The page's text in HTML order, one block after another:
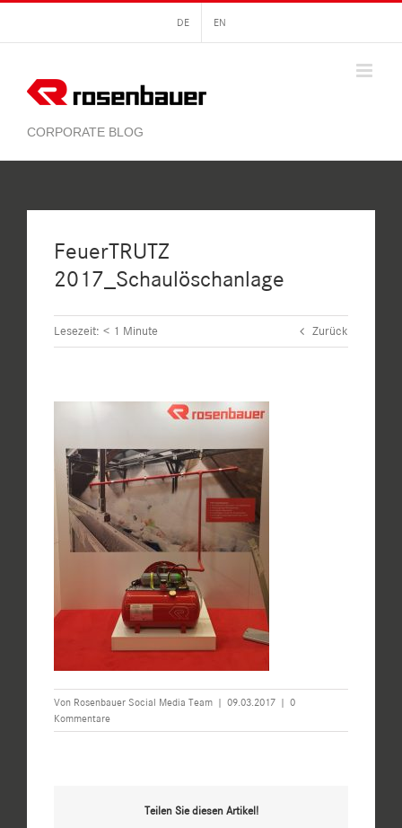
springen
DE EN
FeuerTRUTZ
2017_Schaulöschanlage
Lesezeit: < 1 Minute Zurück
Von Rosenbauer Social Media Team | 09.03.2017 | 0
Kommentare
Teilen Sie diesen Artikel!